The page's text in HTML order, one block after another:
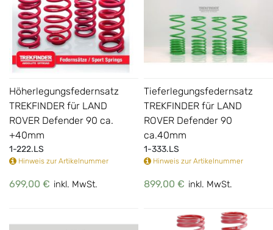
Höherlegungsfedernsatz
TREKFINDER für LAND
ROVER Defender 90 ca.
+40mm
1-222.LS
Hinweis zur Artikelnummer
699,00 € inkl. MwSt.
Tieferlegungsfedernsatz
TREKFINDER für LAND
ROVER Defender 90
ca.40mm
1-333.LS
Hinweis zur Artikelnummer
899,00 € inkl. MwSt.